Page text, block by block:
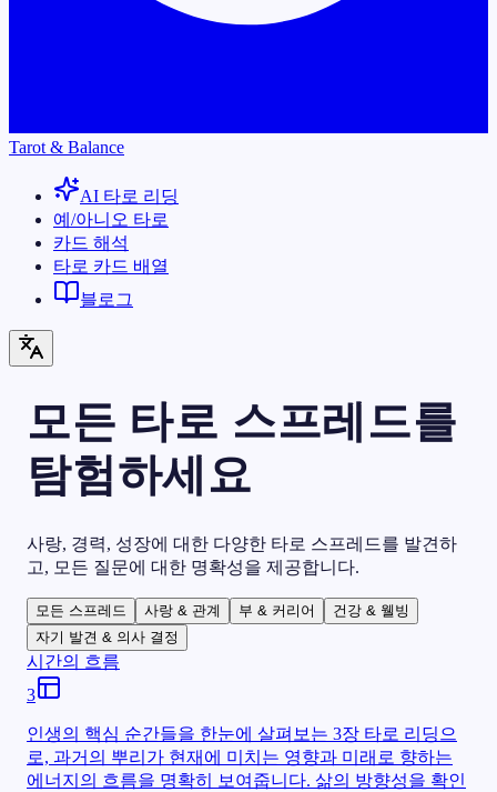
Tarot & Balance
AI 타로 리딩
예/아니오 타로
카드 해석
타로 카드 배열
블로그
모든 타로 스프레드를
탐험하세요
사랑, 경력, 성장에 대한 다양한 타로 스프레드를 발견하
고, 모든 질문에 대한 명확성을 제공합니다.
모든 스프레드 사랑 & 관계 부 & 커리어
건강 & 웰빙
자기 발견 & 의사 결정
시간의 흐름
3
인생의 핵심 순간들을 한눈에 살펴보는 3장 타로 리딩으
로, 과거의 뿌리가 현재에 미치는 영향과 미래로 향하는
에너지의 흐름을 명확히 보여줍니다. 삶의 방향성을 확인